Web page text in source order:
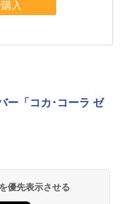
ー「コカ･コーラ ゼ
優先表示させる